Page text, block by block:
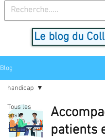
Le blog du
Blog
Tous les
posts
médicament
handicap
patients